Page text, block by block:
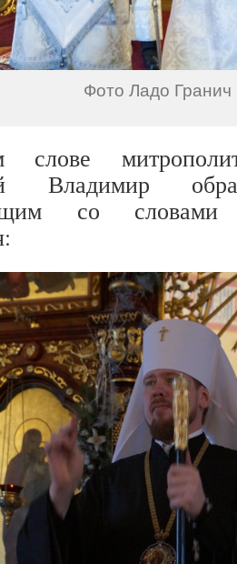
Фото Ладо Гранич
слове
Владимир
со словами